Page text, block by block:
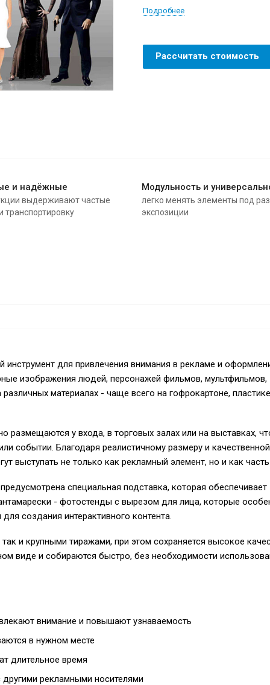
Подробнее
Рассчитать стоимость
и надёжные
выдерживают частые
транспортировку
Модульность и
легко менять элементы под
экспозиции
для привлечения внимания в рекламе и
изображения людей, персонажей фильмов, мультфильмов,
материалах - чаще всего на гофрокартоне,
размещаются у входа, в торговых залах или на выставках,
событии. Благодаря реалистичному размеру и
выступать не только как рекламный элемент, но и как
специальная подставка, которая обеспечивает
- фотостенды с вырезом для лица, которые
создания интерактивного контента.
и крупными тиражами, при этом сохраняется высокое
виде и собираются быстро, без необходимости
внимание и повышают узнаваемость
в нужном месте
длительное время
рекламными носителями